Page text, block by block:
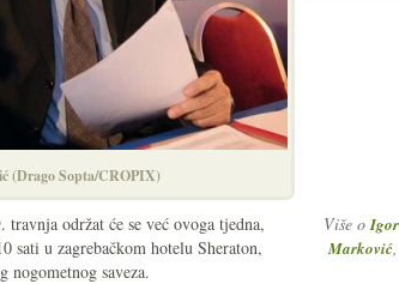
(Drago Sopta/CROPIX)
Više o
Marković,
održat će se već ovoga tjedna,
sati u zagrebačkom hotelu Sheraton,
saveza.